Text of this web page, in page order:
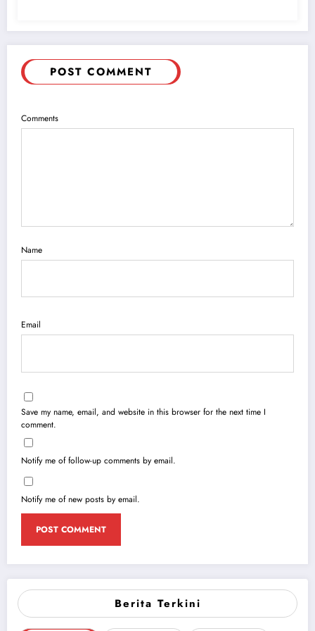
Berita Terkini
POST COMMENT
Comments
Name
Email
Save my name, email, and website in this browser for the next time I
comment.
Notify me of follow-up comments by email.
Notify me of new posts by email.